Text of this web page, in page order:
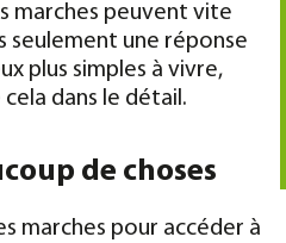
marches peuvent vite
seulement une réponse
plus simples à vivre,
dans le détail.
de choses
marches pour accéder à